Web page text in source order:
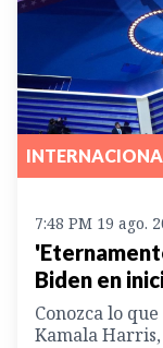
7:48 PM 19 ago.
Biden en
Conozca lo
Kamala